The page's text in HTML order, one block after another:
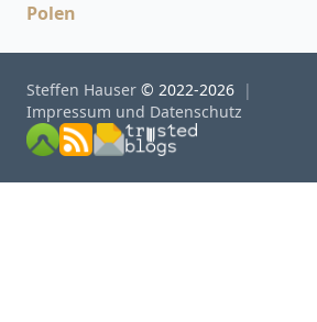
Polen
Steffen Hauser © 2022-2026
Impressum und Datenschutz